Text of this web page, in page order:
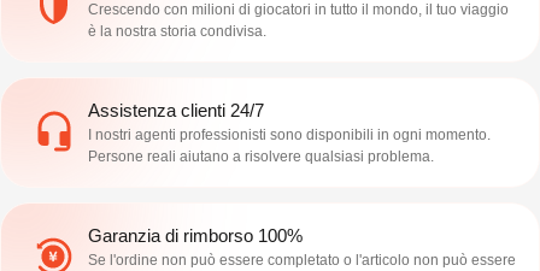
Crescendo con milioni di giocatori in tutto il mondo, il tuo viaggio
è la nostra storia condivisa.
Assistenza clienti 24/7
I nostri agenti professionisti sono disponibili in ogni momento.
Persone reali aiutano a risolvere qualsiasi problema.
Garanzia di rimborso 100%
Se l'ordine non può essere completato o l'articolo non può essere